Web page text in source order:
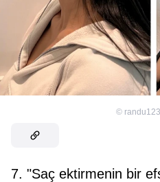
©
7. "Saç ektirmenin bir